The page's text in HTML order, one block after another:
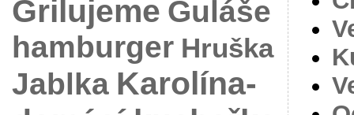
Grilujeme Guláše
hamburger Hruška
Jablka Karolína-